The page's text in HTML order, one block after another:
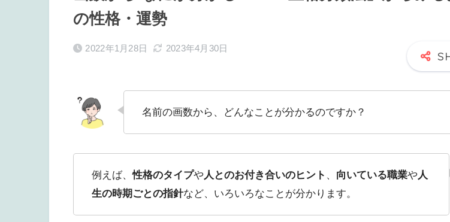
の性格・運勢
2022年1月28日 2023年4月30日
名前の画数から、どんなことが分かるのですか？
例えば、性格のタイプや人とのお付き合いのヒント 、 向いている職業や人
生の時期ごとの指針など、いろいろなことが分かります。